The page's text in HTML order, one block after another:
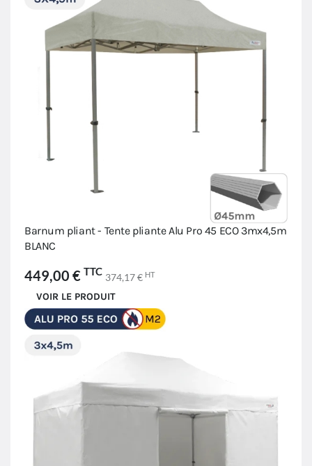
Barnum pliant - Tente pliante Alu Pro 45 ECO 3mx4,5m
BLANC
449,00 € TTC 374,17 € HT
VOIR LE PRODUIT